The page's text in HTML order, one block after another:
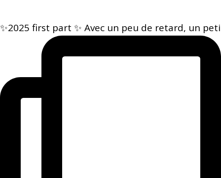
✨2025 first part ✨ Avec un peu de retard, un peti